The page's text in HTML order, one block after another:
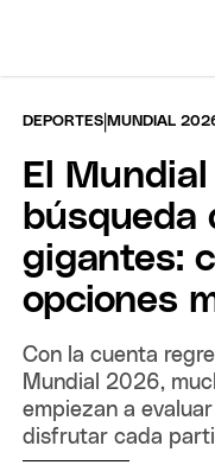
DEPORTES |MUNDIAL
El
búsqueda
gigantes:
opciones
Con la cuenta
Mundial 2026,
empiezan a
disfrutar cada